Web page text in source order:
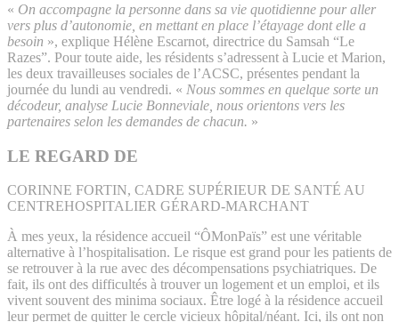
« On accompagne la personne dans sa vie quotidienne pour aller
vers plus d’autonomie, en mettant en place l’étayage dont elle a
besoin », explique Hélène Escarnot, directrice du Samsah “Le
Razes”. Pour toute aide, les résidents s’adressent à Lucie et Marion,
les deux travailleuses sociales de l’ACSC, présentes pendant la
journée du lundi au vendredi. « Nous sommes en quelque sorte un
décodeur, analyse Lucie Bonneviale, nous orientons vers les
partenaires selon les demandes de chacun. »
LE REGARD DE
CORINNE FORTIN, CADRE SUPÉRIEUR DE SANTÉ AU
CENTREHOSPITALIER GÉRARD-MARCHANT
À mes yeux, la résidence accueil “ÔMonPaïs” est une véritable
alternative à l’hospitalisation. Le risque est grand pour les patients de
se retrouver à la rue avec des décompensations psychiatriques. De
fait, ils ont des difficultés à trouver un logement et un emploi, et ils
vivent souvent des minima sociaux. Être logé à la résidence accueil
leur permet de quitter le cercle vicieux hôpital/néant. Ici, ils ont non